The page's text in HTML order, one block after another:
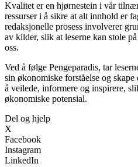
Kvalitet er en hjørnestein i vår
ressurser i å sikre at alt innhold er
redaksjonelle prosess involverer
av kilder, slik at leserne kan stole
oss.
Ved å følge Pengeparadis, tar
sin økonomiske forståelse og
å veilede, informere og inspirere,
økonomiske potensial.
Del og hjelp
X
Facebook
Instagram
LinkedIn